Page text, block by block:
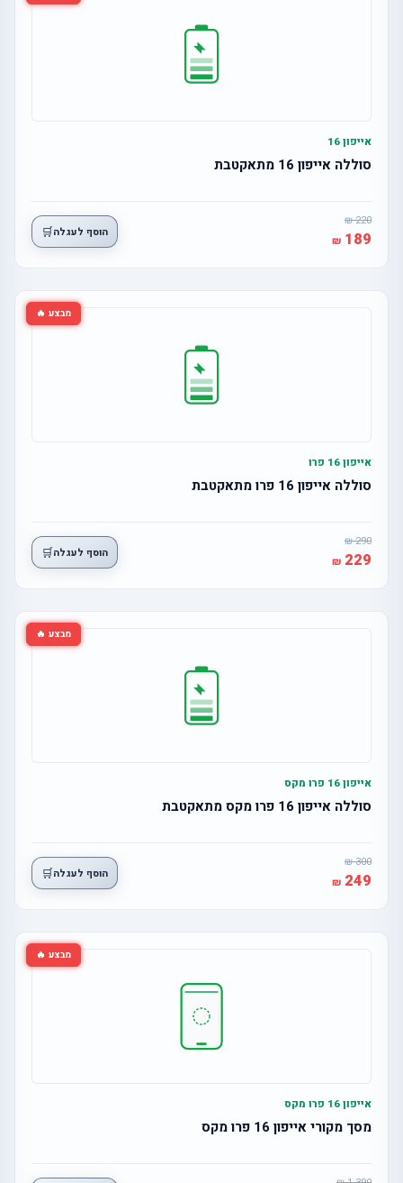
אייפון 16
סוללה אייפון 16 מתאקטבת
220
189 הוסף לעגלה🛒
מבצע 🔥
אייפון 16 פרו
סוללה אייפון 16 פרו מתאקטבת
290
229 הוסף לעגלה🛒
מבצע 🔥
אייפון 16 פרו מקס
סוללה אייפון 16 פרו מקס מתאקטבת
300
249 הוסף לעגלה🛒
מבצע 🔥
אייפון 16 פרו מקס
מסך מקורי אייפון 16 פרו מקס